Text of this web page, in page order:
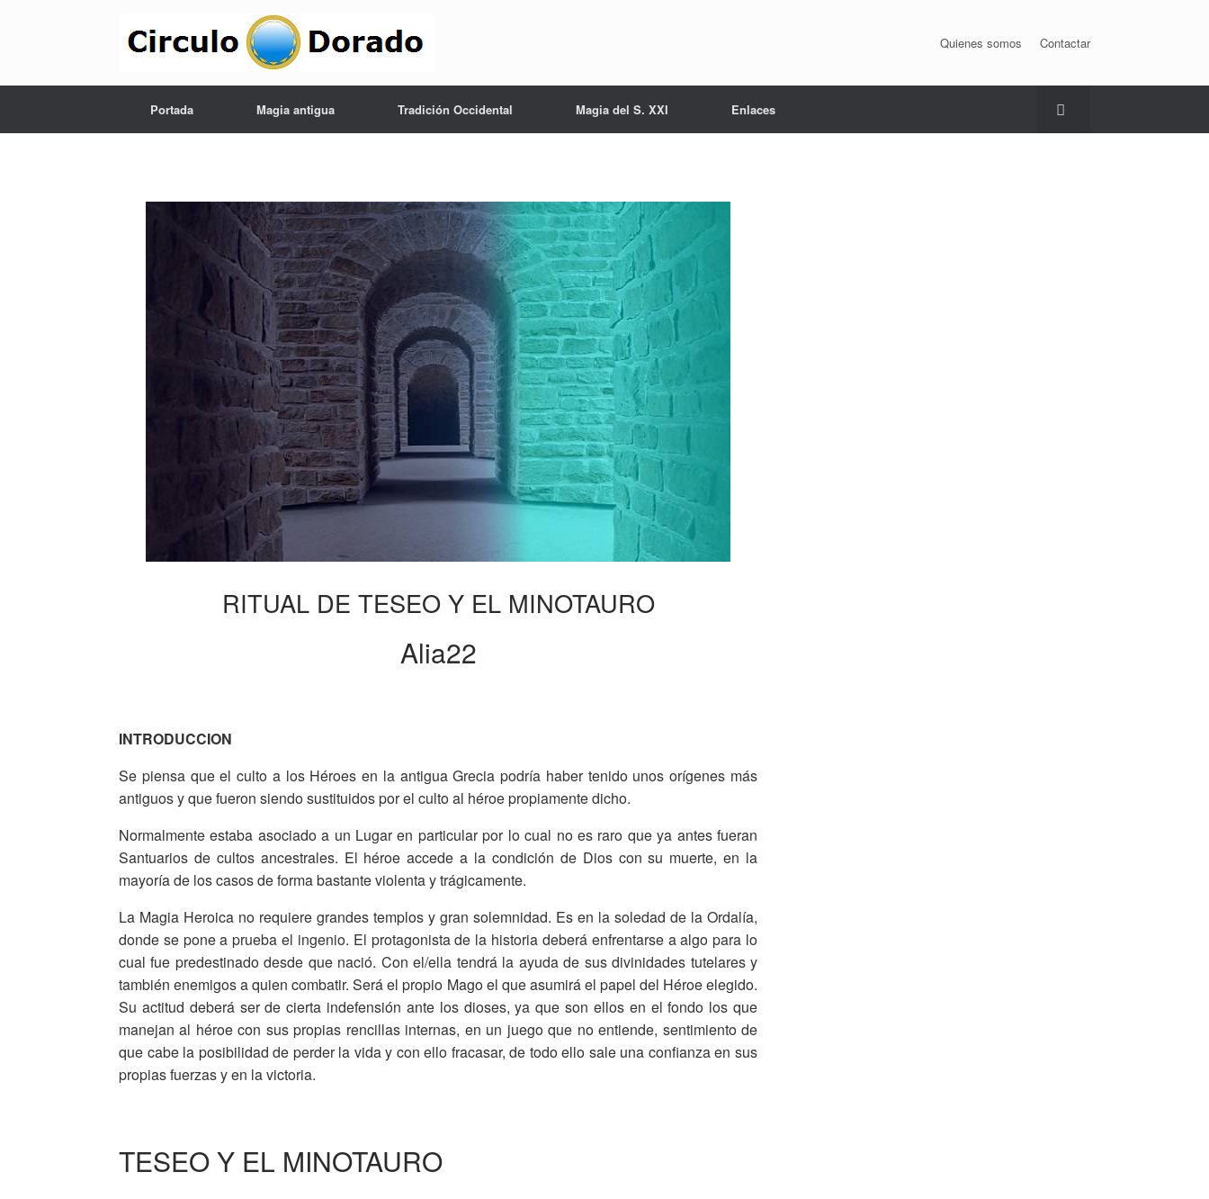
Quienes somos Contactar
Portada Magia antigua Tradición Occidental Magia del S. XXI Enlaces
RITUAL DE TESEO Y EL MINOTAURO
Alia22
INTRODUCCION
Se piensa que el culto a los Héroes en la antigua Grecia podría haber tenido unos orígenes más
antiguos y que fueron siendo sustituidos por el culto al héroe propiamente dicho.
Normalmente estaba asociado a un Lugar en particular por lo cual no es raro que ya antes fueran
Santuarios de cultos ancestrales. El héroe accede a la condición de Dios con su muerte, en la
mayoría de los casos de forma bastante violenta y trágicamente.
La Magia Heroica no requiere grandes templos y gran solemnidad. Es en la soledad de la Ordalía,
donde se pone a prueba el ingenio. El protagonista de la historia deberá enfrentarse a algo para lo
cual fue predestinado desde que nació. Con el/ella tendrá la ayuda de sus divinidades tutelares y
también enemigos a quien combatir. Será el propio Mago el que asumirá el papel del Héroe elegido.
Su actitud deberá ser de cierta indefensión ante los dioses, ya que son ellos en el fondo los que
manejan al héroe con sus propias rencillas internas, en un juego que no entiende, sentimiento de
que cabe la posibilidad de perder la vida y con ello fracasar, de todo ello sale una confianza en sus
propias fuerzas y en la victoria.
TESEO Y EL MINOTAURO